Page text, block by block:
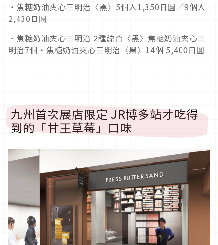
・焦糖奶油夾心三明治〈黑〉5個入1,350日圓／9個入
2,430日圓
・焦糖奶油夾心三明治 2種綜合〈黑〉焦糖奶油夾心三
明治7個・焦糖奶油夾心三明治〈黑〉14個 5,400日圓
九州首次展店限定 JR博多站才吃得
到的「甘王草莓」口味